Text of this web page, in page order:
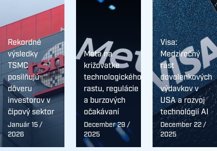
Rekordné
výsledky
TSMC
posilňujú
dôveru
investorov v
čipový sektor
Január 15 /
2026
Meta na
križovatke
technologického
rastu, regulácie
a burzových
očakávaní
December 29 /
2025
Visa:
Medziročný
rast
dovolenkových
výdavkov v
USA a rozvoj
technológií AI
December 22 /
2025